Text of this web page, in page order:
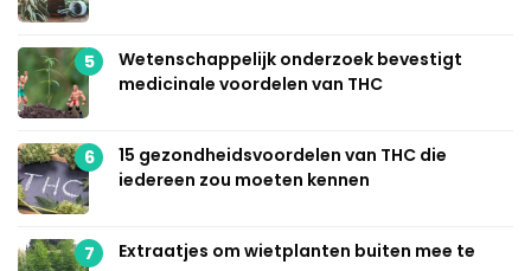
5
Wetenschappelijk onderzoek bevestigt
medicinale voordelen van THC
6
15 gezondheidsvoordelen van THC die
iedereen zou moeten kennen
7
Extraatjes om wietplanten buiten mee te